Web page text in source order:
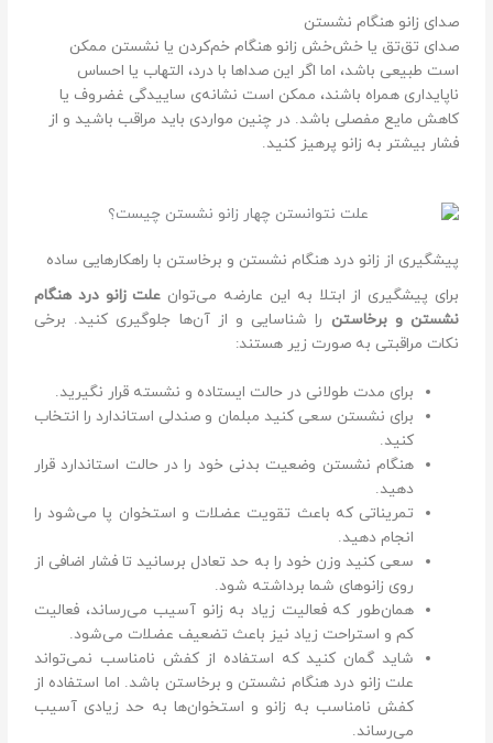
صدای زانو هنگام نشستن
صدای تق‌تق یا خش‌خش زانو هنگام خم‌کردن یا نشستن ممکن
است طبیعی باشد، اما اگر این صداها با درد، التهاب یا احساس
ناپایداری همراه باشند، ممکن است نشانه‌ی ساییدگی غضروف یا
کاهش مایع مفصلی باشد. در چنین مواردی باید مراقب باشید و از
فشار بیشتر به زانو پرهیز کنید.
پیشگیری از زانو درد هنگام نشستن و برخاستن با راهکارهایی ساده
برای پیشگیری از ابتلا به این عارضه می‌توان علت زانو درد هنگام
نشستن و برخاستن را شناسایی و از آن‌ها جلوگیری کنید. برخی
نکات مراقبتی به صورت زیر هستند:
برای مدت طولانی در حالت ایستاده و نشسته قرار نگیرید.
برای نشستن سعی کنید مبلمان و صندلی استاندارد را انتخاب
کنید.
هنگام نشستن وضعیت بدنی خود را در حالت استاندارد قرار
دهید.
تمریناتی که باعث تقویت عضلات و استخوان پا می‌شود را
انجام دهید.
سعی کنید وزن خود را به حد تعادل برسانید تا فشار اضافی از
روی زانو‌های شما برداشته شود.
همان‌طور که فعالیت زیاد به زانو آسیب می‌رساند، فعالیت
کم و استراحت زیاد نیز باعث تضعیف عضلات می‌شود.
شاید گمان کنید که استفاده از کفش نامناسب نمی‌تواند
علت زانو درد هنگام نشستن و برخاستن باشد. اما استفاده از
کفش نامناسب به زانو و استخوان‌ها به حد زیادی آسیب
می‌رساند.